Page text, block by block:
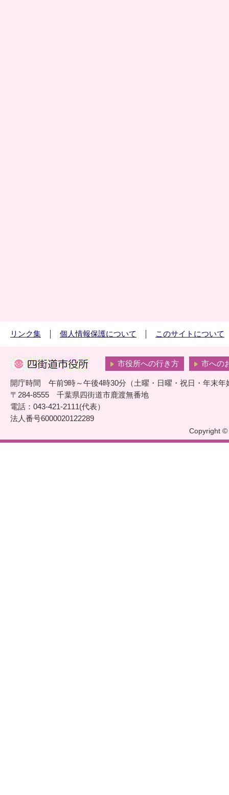
リンク集 個人情報保護について このサイトについて
市役所への行き方 市への
開庁時間 午前9時～午後4時30分（土曜・日曜・祝日・年末年
〒284-8555 千葉県四街道市鹿渡無番地
電話：043-421-2111(代表）
法人番号6000020122289
Copyright ©